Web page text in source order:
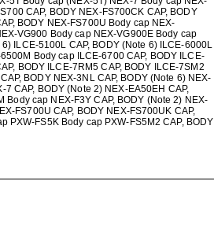
CAP, BODY NEX-FS700CK CAP, BODY
BODY NEX-FS700U Body cap NEX-
VG900 Body cap NEX-VG900E Body cap
6) ILCE-5100L CAP, BODY (Note 6) ILCE-6000L
Body cap ILCE-6700 CAP, BODY ILCE-
BODY ILCE-7RM5 CAP, BODY ILCE-7SM2
BODY NEX-3NL CAP, BODY (Note 6) NEX-
CAP, BODY (Note 2) NEX-EA50EH CAP,
Body cap NEX-F3Y CAP, BODY (Note 2) NEX-
FS700U CAP, BODY NEX-FS700UK CAP,
PXW-FS5K Body cap PXW-FS5M2 CAP, BODY